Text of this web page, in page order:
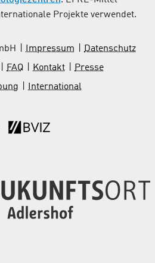
Projekte verwendet.
Impressum
Datenschutz
FAQ Kontakt
Presse
International